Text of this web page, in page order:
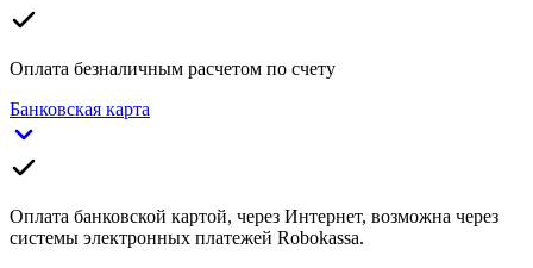
Оплата безналичным расчетом по счету
Банковская карта
Оплата банковской картой, через Интернет, возможна через
системы электронных платежей Robokassa.